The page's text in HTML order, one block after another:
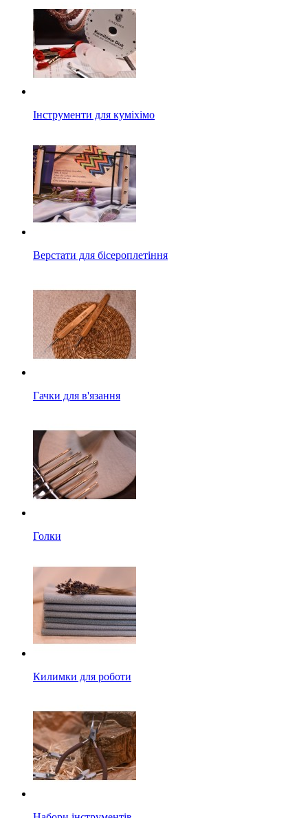
Інструменти для куміхімо
Верстати для бісероплетіння
Гачки для в'язання
Голки
Килимки для роботи